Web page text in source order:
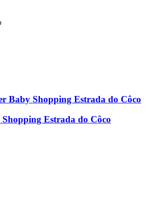
Baby Shopping Estrada do Côco
Estrada do Côco